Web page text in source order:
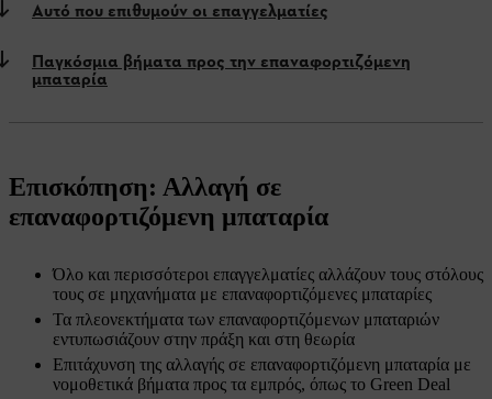
Αυτό που επιθυμούν οι επαγγελματίες
Παγκόσμια βήματα προς την επαναφορτιζόμενη
μπαταρία
Επισκόπηση: Αλλαγή σε
επαναφορτιζόμενη μπαταρία
Όλο και περισσότεροι επαγγελματίες αλλάζουν τους στόλους
τους σε μηχανήματα με επαναφορτιζόμενες μπαταρίες
Τα πλεονεκτήματα των επαναφορτιζόμενων μπαταριών
εντυπωσιάζουν στην πράξη και στη θεωρία
Επιτάχυνση της αλλαγής σε επαναφορτιζόμενη μπαταρία με
νομοθετικά βήματα προς τα εμπρός, όπως το Green Deal